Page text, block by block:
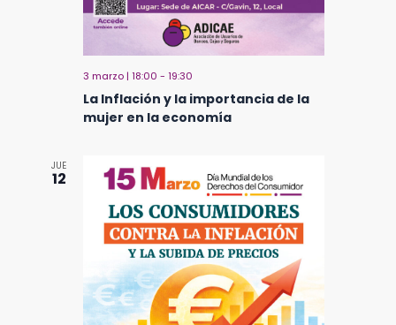
La Inflación y la importancia de la
mujer en la economía
3 marzo | 18:00 - 19:30
JUE
12